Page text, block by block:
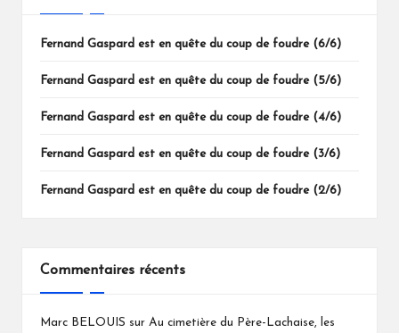
Fernand Gaspard est en quête du coup de foudre (6/6)
Fernand Gaspard est en quête du coup de foudre (5/6)
Fernand Gaspard est en quête du coup de foudre (4/6)
Fernand Gaspard est en quête du coup de foudre (3/6)
Fernand Gaspard est en quête du coup de foudre (2/6)
Commentaires récents
Marc BELOUIS sur Au cimetière du Père-Lachaise, les